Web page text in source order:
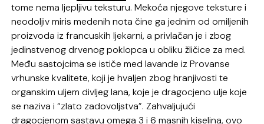
tome nema ljepljivu teksturu. Mekoća njegove teksture i
neodoljiv miris medenih nota čine ga jednim od omiljenih
proizvoda iz francuskih ljekarni, a privlačan je i zbog
jedinstvenog drvenog poklopca u obliku žličice za med.
Među sastojcima se ističe med lavande iz Provanse
vrhunske kvalitete, koji je hvaljen zbog hranjivosti te
organskim uljem divljeg lana, koje je dragocjeno ulje koje
se naziva i “zlato zadovoljstva”. Zahvaljujući
dragocjenom sastavu omega 3 i 6 masnih kiselina, ovo